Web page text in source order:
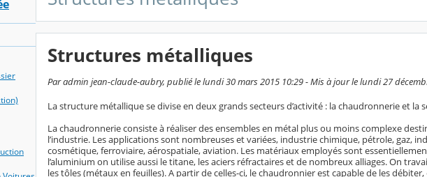
Structures métalliques
Par admin jean-claude-aubry, publié le lundi 30 mars 2015 10:29 - Mis à jour le lundi 27
La structure métallique se divise en deux grands secteurs d’activité : la chaudronnerie et la
La chaudronnerie consiste à réaliser des ensembles en métal plus ou moins complexe
l’industrie. Les applications sont nombreuses et variées, industrie chimique, pétrole, gaz,
cosmétique, ferroviaire, aérospatiale, aviation. Les matériaux employés sont essentiellement
l’aluminium on utilise aussi le titane, les aciers réfractaires et de nombreux alliages. On
les tôles (métaux en feuilles). A partir de celles-ci, le chaudronnier est capable de les